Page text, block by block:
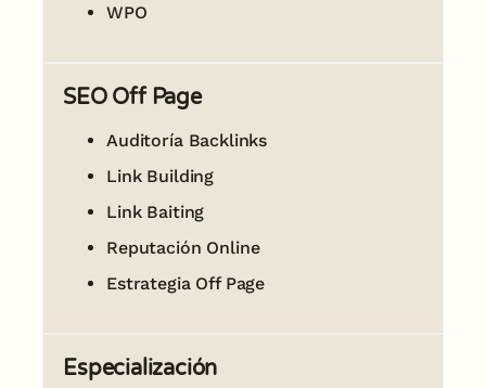
WPO
SEO Off Page
Auditoría Backlinks
Link Building
Link Baiting
Reputación Online
Estrategia Off Page
Especialización